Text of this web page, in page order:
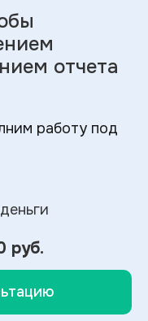
отчета
работу под
руб.